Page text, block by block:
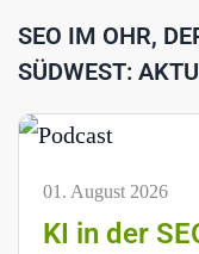
SEO IM OHR,
SÜDWEST:
01. August 2026
KI in der